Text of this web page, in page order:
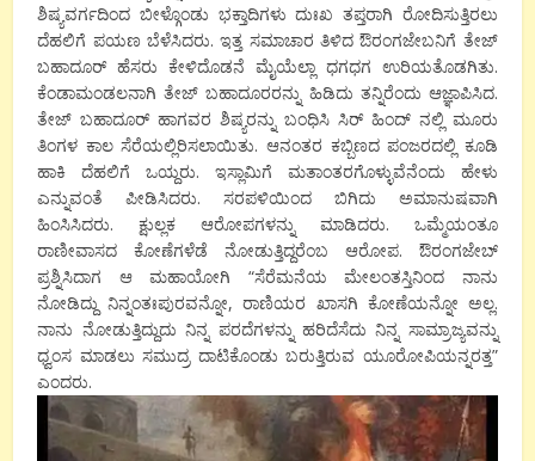
ಶಿಷ್ಯವರ್ಗದಿಂದ ಬೀಳ್ಗೊಂಡು ಭಕ್ತಾದಿಗಳು ದುಃಖ ತಪ್ತರಾಗಿ ರೋದಿಸುತ್ತಿರಲು
ದೆಹಲಿಗೆ ಪಯಣ ಬೆಳೆಸಿದರು. ಇತ್ತ ಸಮಾಚಾರ ತಿಳಿದ ಔರಂಗಜೇಬನಿಗೆ ತೇಜ್
ಬಹಾದೂರ್ ಹೆಸರು ಕೇಳಿದೊಡನೆ ಮೈಯೆಲ್ಲಾ ಧಗಧಗ ಉರಿಯತೊಡಗಿತು.
ಕೆಂಡಾಮಂಡಲನಾಗಿ ತೇಜ್ ಬಹಾದೂರರನ್ನು ಹಿಡಿದು ತನ್ನಿರೆಂದು ಆಜ್ಞಾಪಿಸಿದ.
ತೇಜ್ ಬಹಾದೂರ್ ಹಾಗವರ ಶಿಷ್ಯರನ್ನು ಬಂಧಿಸಿ ಸಿರ್ ಹಿಂದ್ ನಲ್ಲಿ ಮೂರು
ತಿಂಗಳ ಕಾಲ ಸೆರೆಯಲ್ಲಿರಿಸಲಾಯಿತು. ಆನಂತರ ಕಬ್ಬಿಣದ ಪಂಜರದಲ್ಲಿ ಕೂಡಿ
ಹಾಕಿ ದೆಹಲಿಗೆ ಒಯ್ದರು. ಇಸ್ಲಾಮಿಗೆ ಮತಾಂತರಗೊಳ್ಳುವೆನೆಂದು ಹೇಳು
ಎನ್ನುವಂತೆ ಪೀಡಿಸಿದರು. ಸರಪಳಿಯಿಂದ ಬಿಗಿದು ಅಮಾನುಷವಾಗಿ
ಹಿಂಸಿಸಿದರು. ಕ್ಷುಲ್ಲಕ ಆರೋಪಗಳನ್ನು ಮಾಡಿದರು. ಒಮ್ಮೆಯಂತೂ
ರಾಣೀವಾಸದ ಕೋಣೆಗಳೆಡೆ ನೋಡುತ್ತಿದ್ದರೆಂಬ ಆರೋಪ. ಔರಂಗಜೇಬ್
ಪ್ರಶ್ನಿಸಿದಾಗ ಆ ಮಹಾಯೋಗಿ “ಸೆರೆಮನೆಯ ಮೇಲಂತಸ್ತಿನಿಂದ ನಾನು
ನೋಡಿದ್ದು ನಿನ್ನಂತಃಪುರವನ್ನೋ, ರಾಣಿಯರ ಖಾಸಗಿ ಕೋಣೆಯನ್ನೋ ಅಲ್ಲ.
ನಾನು ನೋಡುತ್ತಿದ್ದುದು ನಿನ್ನ ಪರದೆಗಳನ್ನು ಹರಿದೆಸೆದು ನಿನ್ನ ಸಾಮ್ರಾಜ್ಯವನ್ನು
ಧ್ವಂಸ ಮಾಡಲು ಸಮುದ್ರ ದಾಟಿಕೊಂಡು ಬರುತ್ತಿರುವ ಯೂರೋಪಿಯನ್ನರತ್ತ”
ಎಂದರು.